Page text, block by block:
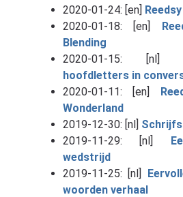
2020-01-24: [en]
2020-01-18: [en]
Blending
2020-01-15: [nl]
hoofdletters in
2020-01-11: [en]
Wonderland
2019-12-30: [nl]
2019-11-29: [nl]
wedstrijd
2019-11-25: [nl]
woorden verhaal